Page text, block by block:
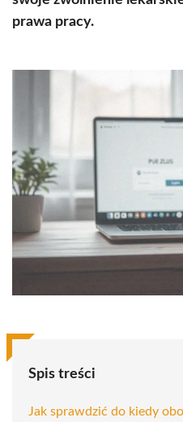
prawa pracy.
Spis treści
Jak sprawdzić do kiedy